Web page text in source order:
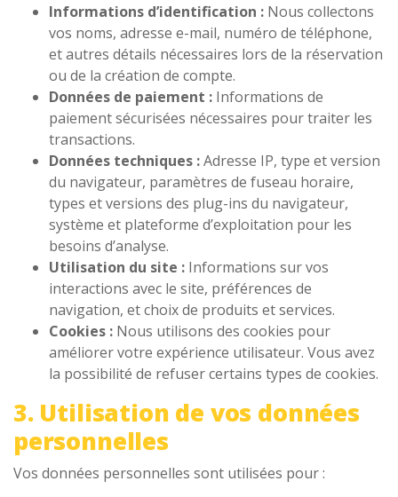
Informations d’identification : Nous collectons
vos noms, adresse e-mail, numéro de téléphone,
et autres détails nécessaires lors de la réservation
ou de la création de compte.
Données de paiement : Informations de
paiement sécurisées nécessaires pour traiter les
transactions.
Données techniques :Adresse IP, type et version
du navigateur, paramètres de fuseau horaire,
types et versions des plug-ins du navigateur,
système et plateforme d’exploitation pour les
besoins d’analyse.
Utilisation du site : Informations sur vos
interactions avec le site, préférences de
navigation, et choix de produits et services.
Cookies : Nous utilisons des cookies pour
améliorer votre expérience utilisateur. Vous avez
la possibilité de refuser certains types de cookies.
3. Utilisation de vos données
personnelles
Vos données personnelles sont utilisées pour :